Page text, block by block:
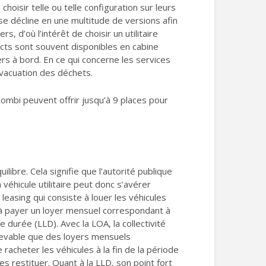
telle ou telle configuration sur leurs
décline en une multitude de versions afin
d’où l’intérêt de choisir un utilitaire
sont souvent disponibles en cabine
à bord. En ce qui concerne les services
des déchets.
peuvent offrir jusqu’à 9 places pour
Cela signifie que l’autorité publique
utilitaire peut donc s’avérer
qui consiste à louer les véhicules
payer un loyer mensuel correspondant à
durée (LLD). Avec la LOA, la collectivité
que des loyers mensuels
les véhicules à la fin de la période
restituer. Quant à la LLD, son point fort